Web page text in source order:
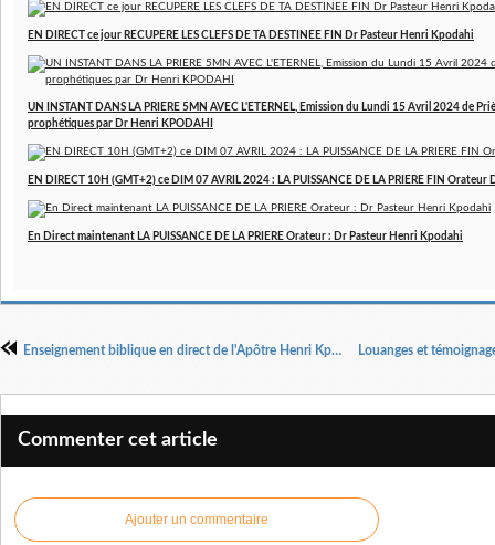
EN DIRECT ce jour RECUPERE LES CLEFS DE TA DESTINEE FIN Dr Pasteur Henri Kpodahi
UN INSTANT DANS LA PRIERE 5MN AVEC L'ETERNEL, Emission du Lundi 15 Avril 2024 de
prophétiques par Dr Henri KPODAHI
EN DIRECT 10H (GMT+2) ce DIM 07 AVRIL 2024 : LA PUISSANCE DE LA PRIERE FIN
En Direct maintenant LA PUISSANCE DE LA PRIERE Orateur : Dr Pasteur Henri Kpodahi
Enseignement biblique en direct de l'Apôtre Henri Kpodahi
Commenter cet article
Ajouter un commentaire